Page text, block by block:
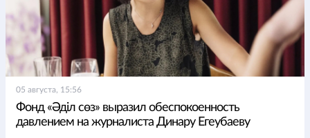
05 августа, 15:56
Фонд «Әділ сөз» выразил обеспокоенность
давлением на журналиста Динару Егеубаеву